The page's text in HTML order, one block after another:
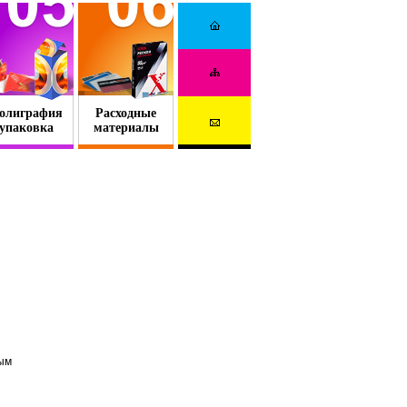
упаковка
Расходные
материалы